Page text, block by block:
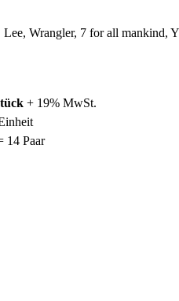
Wrangler, 7 for all
+ 19% MwSt.
14 Paar